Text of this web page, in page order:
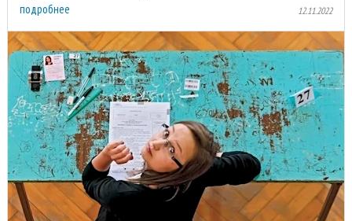
подробнее 12.11.2022